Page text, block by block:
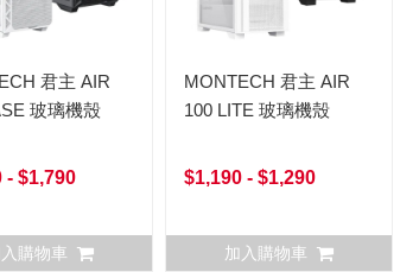
君主 AIR
玻璃機殼
- $1,790
購物車
MONTECH 君主 AIR
100 LITE 玻璃機殼
$1,190 - $1,290
加入購物車